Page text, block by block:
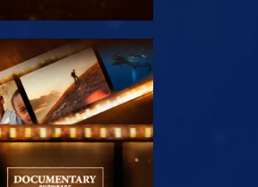
UDFORSK SERIEN